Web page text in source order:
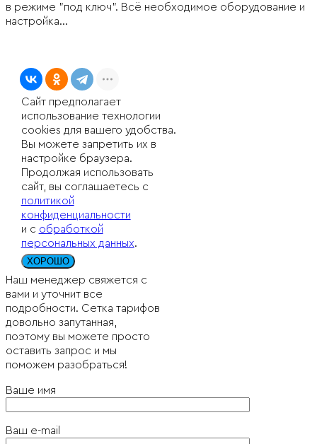
в режиме "под ключ". Всё необходимое оборудование и
настройка…
Сайт предполагает
использование технологии
cookies для вашего удобства.
Вы можете запретить их в
настройке браузера.
Продолжая использовать
сайт, вы соглашаетесь с
политикой
конфиденциальности
и с обработкой
персональных данных.
ХОРОШО
Наш менеджер свяжется с
вами и уточнит все
подробности. Сетка тарифов
довольно запутанная,
поэтому вы можете просто
оставить запрос и мы
поможем разобраться!
Ваше имя
Ваш e-mail